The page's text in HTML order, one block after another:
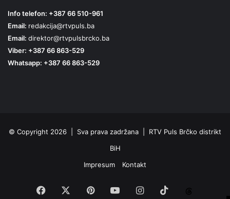
Info telefon: +387 66 510-961
Email: redakcija@rtvpuls.ba
Email: direktor@rtvpulsbrcko.ba
Viber: +387 66 863-529
Whatsapp: +387 66 863-529
© Copyright 2026 | Sva prava zadržana | RTV Puls Brčko distrikt
BiH
Impresum
Kontakt
Facebook PinterestYouTubeInstagram
TikTok